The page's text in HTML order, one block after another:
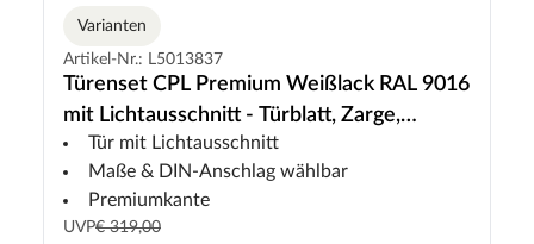
Varianten
Artikel-Nr.: L5013837
Türenset CPL Premium Weißlack RAL 9016
mit Lichtausschnitt - Türblatt, Zarge,
Drückergarnitur
Tür mit Lichtausschnitt
Maße & DIN-Anschlag wählbar
Premiumkante
UVP€ 319,00